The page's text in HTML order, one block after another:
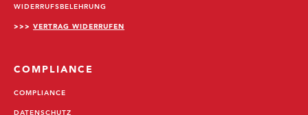
WIDERRUFSBELEHRUNG
>>> VERTRAG WIDERRUFEN
COMPLIANCE
COMPLIANCE
DATENSCHUTZ